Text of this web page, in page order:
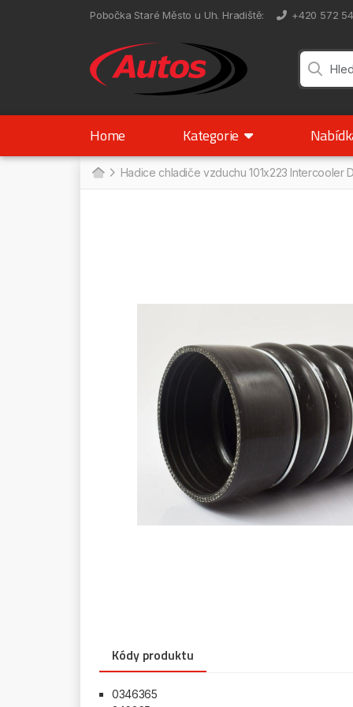
Pobočka Staré Město u Uh. Hradiště: +420 572
Home Kategorie
Hadice chladiče vzduchu 101x223 Intercooler
Kódy produktu
0346365